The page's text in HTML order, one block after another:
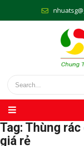
Tag: Thùng
giá rẻ